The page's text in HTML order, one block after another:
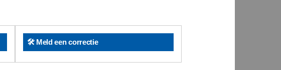
🛠️ Meld een correctie